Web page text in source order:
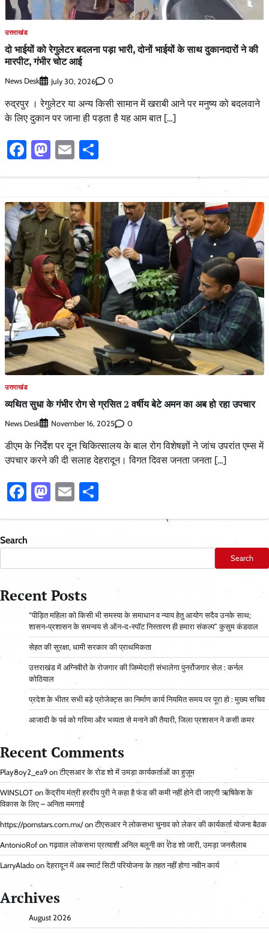
उत्तराखंड
दो भाईयों को रेगुलेटर बदलना पड़ा भारी, दोनों भाईयों के साथ दुकानदारों ने की
मारपीट, गंभीर चोट आई
News Desk July 30, 2026 0
रुद्रपुर । रेगुलेटर या अन्य किसी सामान में खराबी आने पर मनुष्य को बदलवाने
के लिए दुकान पर जाना ही पड़ता है यह आम बात […]
Facebook
Mastodon
Email
उत्तराखंड
व्यथित सुधा के गंभीर रोग से ग्रसित 2 वर्षीय बेटे अमन का अब हो रहा उपचार
News Desk November 16, 2025 0
डीएम के निर्देश पर दून चिकित्सालय के बाल रोग विशेषज्ञों ने जांच उपरांत एम्स में
उपचार करने की दी सलाह देहरादून। विगत दिवस जनता जनता […]
Facebook
Mastodon
Email
Search
Search
Recent Posts
“पीड़ित महिला को किसी भी समस्या के समाधान व न्याय हेतु आयोग सदैव उनके साथ;
शासन-प्रशासन के समन्वय से ऑन-द-स्पॉट निस्तारण ही हमारा संकल्प” कुसुम कंडवाल
सेहत की सुरक्षा, धामी सरकार की प्राथमिकता
उत्तराखंड में अग्निवीरों के रोजगार की जिम्मेदारी संभालेगा पुनर्रोजगार सेल : कर्नल
कोठियाल
प्रदेश के भीतर सभी बड़े प्रोजेक्ट्स का निर्माण कार्य नियमित समय पर पूरा हो : मुख्य सचिव
आजादी के पर्व को गरिमा और भव्यता से मनाने की तैयारी, जिला प्रशासन ने कसी कमर
Recent Comments
Play8oy2_ea9 onटीएसआर के रोड शो में उमड़ा कार्यकर्ताओं का हुज़ूम
WINSLOT onकेंद्रीय मंत्री हरदीप पुरी ने कहा है फंड की कमी नहीं होने दी जाएगी ऋषिकेश के
विकास के लिए – अनिता ममगाईं
https://pornstars.com.mx/onटीएसआर ने लोकसभा चुनाव को लेकर की कार्यकर्ता योजना बैठक
AntonioRof onगढ़वाल लोकसभा प्रत्याशी अनिल बलूनी का रोड शो जारी, उमड़ा जनसैलाब
LarryAlado onदेहरादून में अब स्मार्ट सिटी परियोजना के तहत नहीं होगा नवीन कार्य
Archives
August 2026